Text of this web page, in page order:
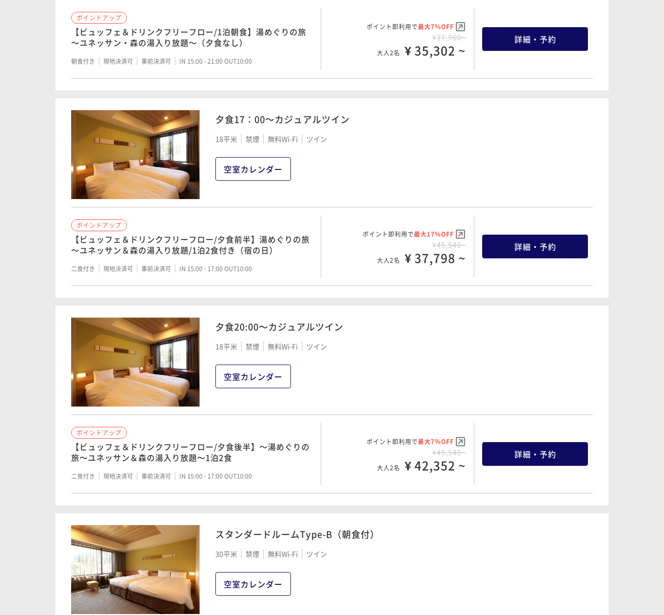
ポイントアップ
【ビュッフェ＆ドリンクフリーフロー/1泊朝食】湯めぐりの旅
～ユネッサン・森の湯入り放題～（夕食なし）
朝食付き 現地決済可 事前決済可 IN 15:00 - 21:00 OUT10:00
ポイント即利用で最大7％OFF
¥37,960~
大人2名 ¥ 35,302 ~
詳細・予約
夕食17：00～カジュアルツイン
18平米 禁煙 無料Wi-Fi ツイン
空室カレンダー
ポイントアップ
【ビュッフェ＆ドリンクフリーフロー/夕食前半】湯めぐりの旅
～ユネッサン＆森の湯入り放題/1泊2食付き（宿の日）
二食付き 現地決済可 事前決済可 IN 15:00 - 17:00 OUT10:00
ポイント即利用で最大17％OFF
¥45,540~
大人2名 ¥ 37,798 ~
詳細・予約
夕食20:00～カジュアルツイン
18平米 禁煙 無料Wi-Fi ツイン
空室カレンダー
ポイントアップ
【ビュッフェ＆ドリンクフリーフロー/夕食後半】～湯めぐりの
旅～ユネッサン＆森の湯入り放題～1泊2食
二食付き 現地決済可 事前決済可 IN 15:00 - 17:00 OUT10:00
ポイント即利用で最大7％OFF
¥45,540~
大人2名 ¥ 42,352 ~
詳細・予約
スタンダードルームType-B（朝食付）
30平米 禁煙 無料Wi-Fi ツイン
空室カレンダー